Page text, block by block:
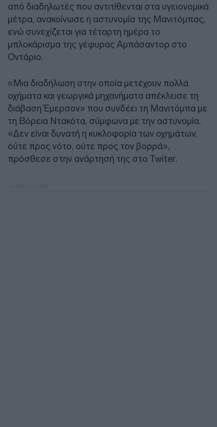
από διαδηλωτές που αντιτίθενται στα υγειονομικά
μέτρα, ανακοίνωσε η αστυνομία της Μανιτόμπας,
ενώ συνεχίζεται για τέταρτη ημέρα το
μπλοκάρισμα της γέφυρας Αμπάσαντορ στο
Οντάριο.
«Μια διαδήλωση στην οποία μετέχουν πολλά
οχήματα και γεωργικά μηχανήματα απέκλεισε τη
διάβαση Έμερσον» που συνδέει τη Μανιτόμπα με
τη Βόρεια Ντακότα, σύμφωνα με την αστυνομία.
«Δεν είναι δυνατή η κυκλοφορία των οχημάτων,
ούτε προς νότο, ούτε προς τον βορρά»,
πρόσθεσε στην ανάρτησή της στο Twiter.